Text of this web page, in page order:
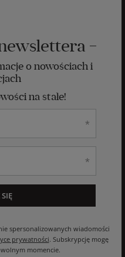
o nowościach i
na stałe!
spersonalizowanych wiadomości
prywatności. Subskrypcję mogę
momencie.